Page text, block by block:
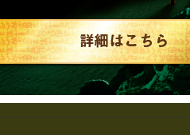
い合わせ